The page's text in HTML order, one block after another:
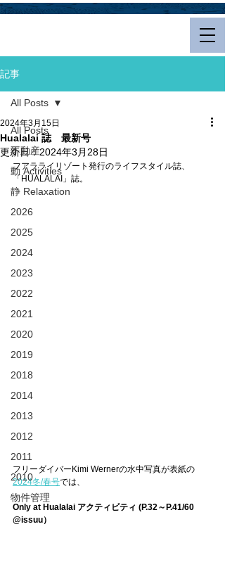
記事
All Posts
不動産
動 Activities
静 Relaxation
2026
2025
2024
2023
2022
2021
2020
2019
2018
2014
2013
2012
2011
2010
物件管理
All Posts
Hualalai 誌 最新号
2024年3月15日
更新日：2024年3月28日
フアラライリゾート発行のライフスタイル誌、
「HUALALAI」誌。
フリーダイバーKimi Wernerの水中写真が表紙の
2024冬/春号では、
Only at Hualalai アクティビティ (P.32～P.41/60
@issuu）